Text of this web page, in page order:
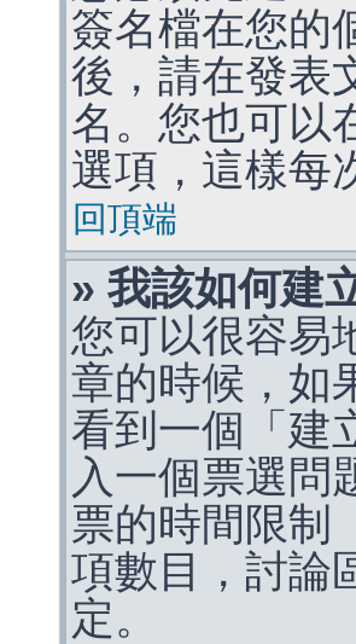
簽名檔在您的
後，請在發表
名。您也可以
選項，這樣每
回頂端
» 我該如何建
您可以很容易
章的時候，如
看到一個「建
入一個票選問
票的時間限制
項數目，討論
定。